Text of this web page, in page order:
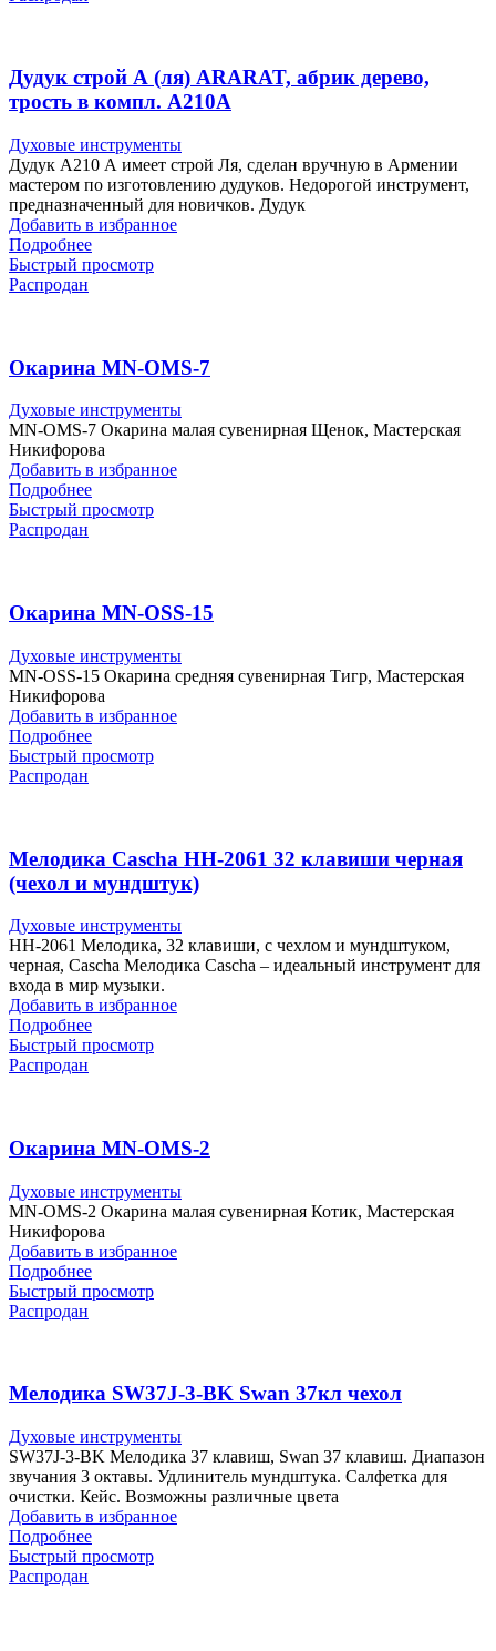
Дудук строй А (ля) ARARAT, абрик дерево,
трость в компл. A210A
Духовые инструменты
Дудук A210 А имеет строй Ля, сделан вручную в Армении
мастером по изготовлению дудуков. Недорогой инструмент,
предназначенный для новичков. Дудук
Добавить в избранное
Подробнее
Быстрый просмотр
Распродан
Окарина MN-OMS-7
Духовые инструменты
MN-OMS-7 Окарина малая сувенирная Щенок, Мастерская
Никифорова
Добавить в избранное
Подробнее
Быстрый просмотр
Распродан
Окарина MN-OSS-15
Духовые инструменты
MN-OSS-15 Окарина средняя сувенирная Тигр, Мастерская
Никифорова
Добавить в избранное
Подробнее
Быстрый просмотр
Распродан
Мелодика Cascha HH-2061 32 клавиши черная
(чехол и мундштук)
Духовые инструменты
HH-2061 Мелодика, 32 клавиши, с чехлом и мундштуком,
черная, Cascha Мелодика Cascha – идеальный инструмент для
входа в мир музыки.
Добавить в избранное
Подробнее
Быстрый просмотр
Распродан
Окарина MN-OMS-2
Духовые инструменты
MN-OMS-2 Окарина малая сувенирная Котик, Мастерская
Никифорова
Добавить в избранное
Подробнее
Быстрый просмотр
Распродан
Мелодика SW37J-3-BK Swan 37кл чехол
Духовые инструменты
SW37J-3-BK Мелодика 37 клавиш, Swan 37 клавиш. Диапазон
звучания 3 октавы. Удлинитель мундштука. Салфетка для
очистки. Кейс. Возможны различные цвета
Добавить в избранное
Подробнее
Быстрый просмотр
Распродан